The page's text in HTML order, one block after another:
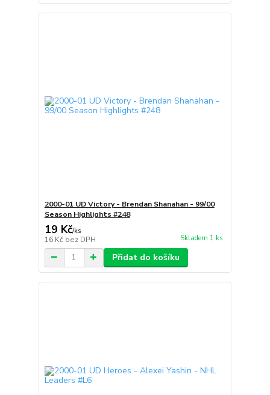
2000-01 UD Victory - Brendan Shanahan - 99/00
Season Highlights #248
19 Kč/ks
16 Kč bez DPH Skladem 1 ks
Přidat do košíku